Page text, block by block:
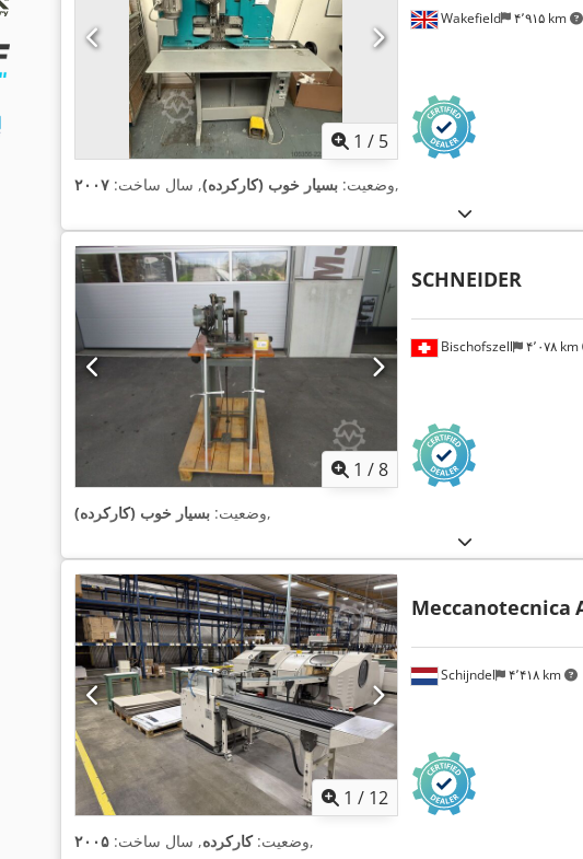
1 / 5
Wakefield ۴٬۹۱۵ km
وضعیت: بسیار خوب (کارکرده), سال ساخت: ۲۰۰۷ ,
1 /8
Bischofszell ۴٬۰۷۸ km
SCHNEIDER
وضعیت: بسیار خوب (کارکرده) ,
1 / 12
Schijndel ۴٬۴۱۸ km
Meccanotecnica
وضعیت:کارکرده, سال ساخت: ۲۰۰۵ ,